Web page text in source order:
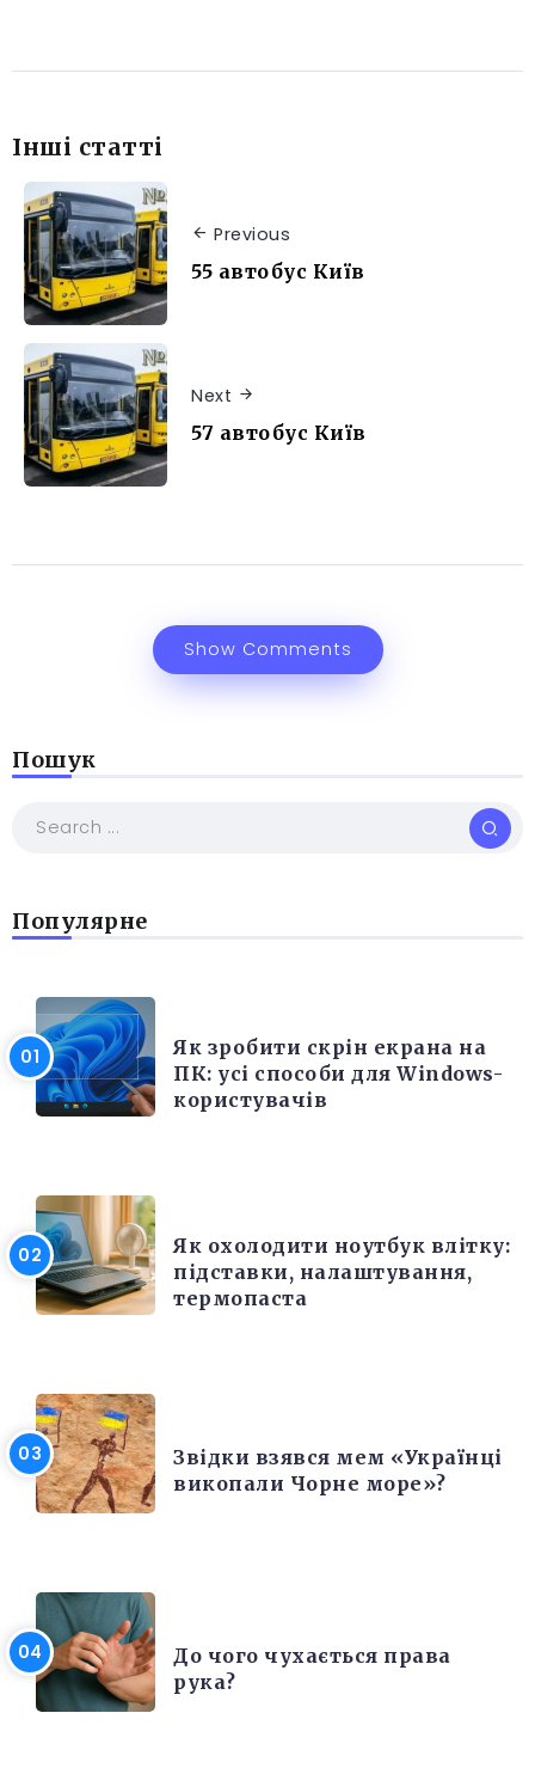
Інші статті
Previous
55 автобус Київ
Next
57 автобус Київ
Show Comments
Пошук
Популярне
Як зробити скрін екрана на
ПК: усі способи для Windows-
користувачів
Як охолодити ноутбук влітку:
підставки, налаштування,
термопаста
Звідки взявся мем «Українці
викопали Чорне море»?
До чого чухається права
рука?